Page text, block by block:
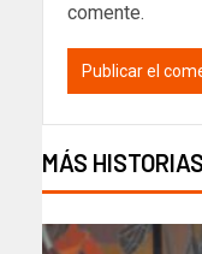
comente.
MÁS HISTORIAS